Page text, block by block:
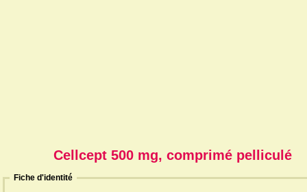
Cellcept 500 mg, comprimé pelliculé
Fiche d'identité